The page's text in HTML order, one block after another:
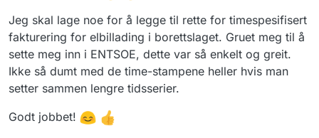
Jeg skal lage noe for å legge til rette for timespesifisert
fakturering for elbillading i borettslaget. Gruet meg til å
sette meg inn i ENTSOE, dette var så enkelt og greit.
Ikke så dumt med de time-stampene heller hvis man
setter sammen lengre tidsserier.
Godt jobbet!